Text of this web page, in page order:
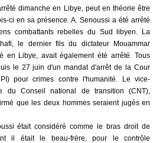
dimanche en Libye, peut en théorie être
ci en sa présence. A. Senoussi a été arrêté
combattants rebelles du Sud libyen. La
le dernier fils du dictateur Mouammar
en Libye, avait également été arrêté. Tous
le 27 juin d'un mandat d'arrêt de la Cour
pour crimes contre l'humanité. Le vice-
du Conseil national de transition (CNT),
que les deux hommes seraient jugés en
était considéré comme le bras droit de
il était le beau-frère, pour le contrôle